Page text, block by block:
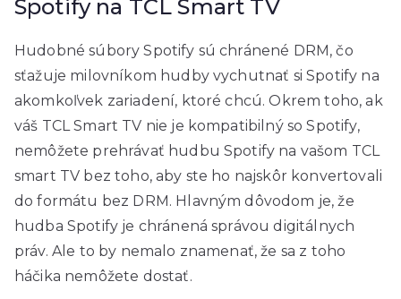
Spotify na TCL Smart TV
Hudobné súbory Spotify sú chránené DRM, čo
sťažuje milovníkom hudby vychutnať si Spotify na
akomkoľvek zariadení, ktoré chcú. Okrem toho, ak
váš TCL Smart TV nie je kompatibilný so Spotify,
nemôžete prehrávať hudbu Spotify na vašom TCL
smart TV bez toho, aby ste ho najskôr konvertovali
do formátu bez DRM. Hlavným dôvodom je, že
hudba Spotify je chránená správou digitálnych
práv. Ale to by nemalo znamenať, že sa z toho
háčika nemôžete dostať.